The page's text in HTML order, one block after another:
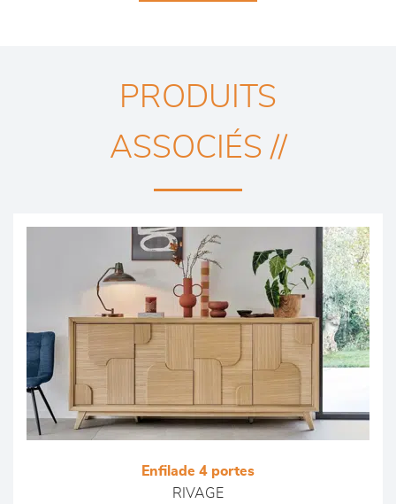
PRODUITS
ASSOCIÉS //
Enfilade 4 portes
RIVAGE